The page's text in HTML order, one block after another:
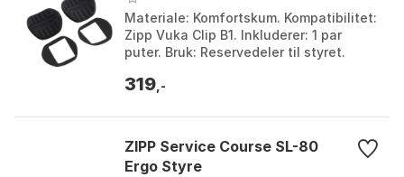
Materiale: Komfortskum. Kompatibilitet:
Zipp Vuka Clip B1. Inkluderer: 1 par
puter. Bruk: Reservedeler til styret.
319 ,-
ZIPP Service Course SL-80
Ergo Styre